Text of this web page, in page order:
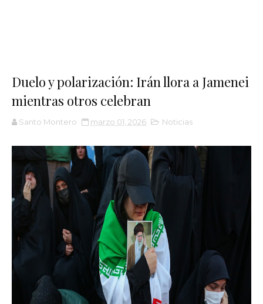
Duelo y polarización: Irán llora a Jamenei
mientras otros celebran
Santo Montero marzo 01, 2026 Noticias